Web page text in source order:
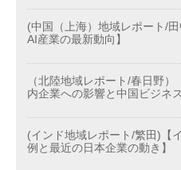
(中国（上海）地域レポート/
AI産業の最新動向】
（北陸地域レポート/春日野
内企業への影響と中国ビジネ
(インド地域レポート/繁田)【
例と最近の日本企業の動き】